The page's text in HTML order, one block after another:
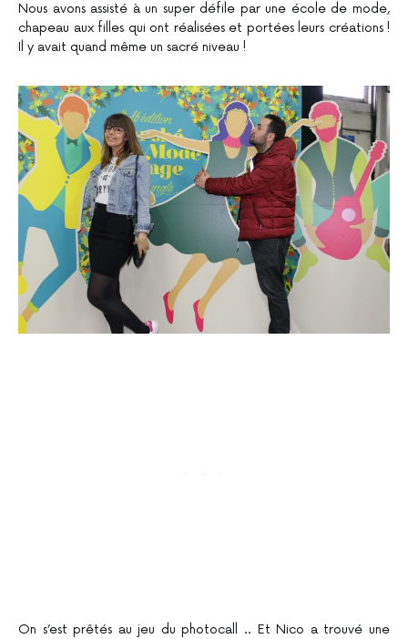
Nous avons assisté à un super défile par une école de mode,
chapeau aux filles qui ont réalisées et portées leurs créations !
Il y avait quand même un sacré niveau !
On s’est prêtés au jeu du photocall .. Et Nico a trouvé une